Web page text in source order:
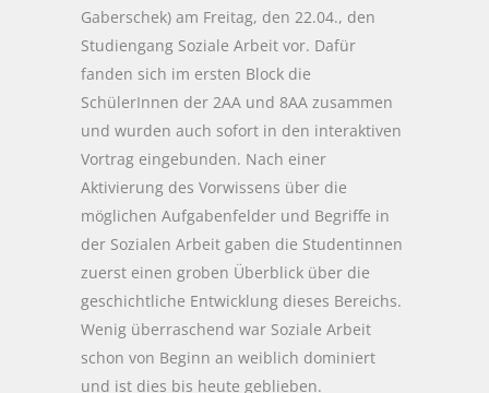
Gaberschek) am Freitag, den 22.04., den
Studiengang Soziale Arbeit vor. Dafür
fanden sich im ersten Block die
SchülerInnen der 2AA und 8AA zusammen
und wurden auch sofort in den interaktiven
Vortrag eingebunden. Nach einer
Aktivierung des Vorwissens über die
möglichen Aufgabenfelder und Begriffe in
der Sozialen Arbeit gaben die Studentinnen
zuerst einen groben Überblick über die
geschichtliche Entwicklung dieses Bereichs.
Wenig überraschend war Soziale Arbeit
schon von Beginn an weiblich dominiert
und ist dies bis heute geblieben.